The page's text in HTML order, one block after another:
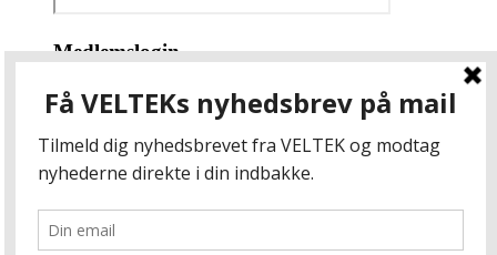
Medlemslogin
Brugernavn eller e-mail
Adgangskode
Husk mig